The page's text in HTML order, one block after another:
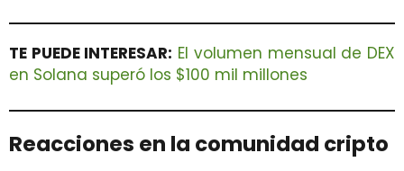
TE PUEDE INTERESAR: El volumen mensual de DEX
en Solana superó los $100 mil millones
Reacciones en la comunidad cripto